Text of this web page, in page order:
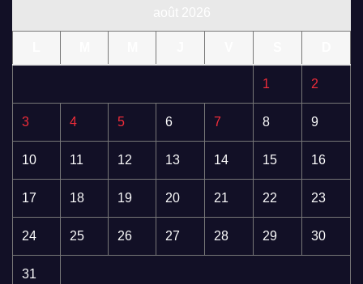
1 2
3 4 5 6 7 8 9
10 11 12 13 14 15 16
17 18 19 20 21 22 23
24 25 26 27 28 29 30
31